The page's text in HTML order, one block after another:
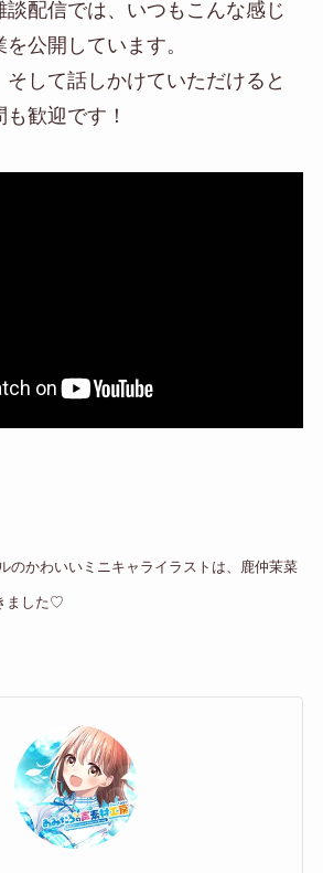
談配信では、いつもこんな感じ
公開しています。
して話しかけていただけると
歓迎です！
のかわいいミニキャライラストは、鹿仲茉菜
ました♡